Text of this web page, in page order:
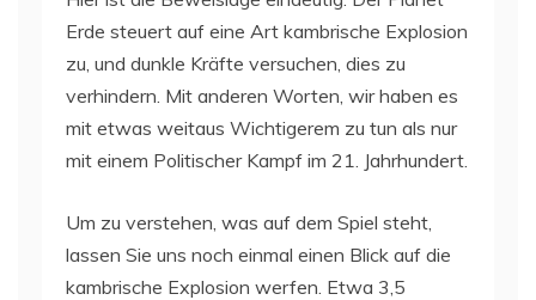
Erde steuert auf eine Art kambrische Explosion
zu, und dunkle Kräfte versuchen, dies zu
verhindern. Mit anderen Worten, wir haben es
mit etwas weitaus Wichtigerem zu tun als nur
mit einem Politischer Kampf im 21. Jahrhundert.
Um zu verstehen, was auf dem Spiel steht,
lassen Sie uns noch einmal einen Blick auf die
kambrische Explosion werfen. Etwa 3,5